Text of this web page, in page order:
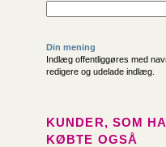
Din mening
Indlæg offentliggøres med
redigere og udelade indlæg.
KUNDER, SOM
KØBTE OGSÅ